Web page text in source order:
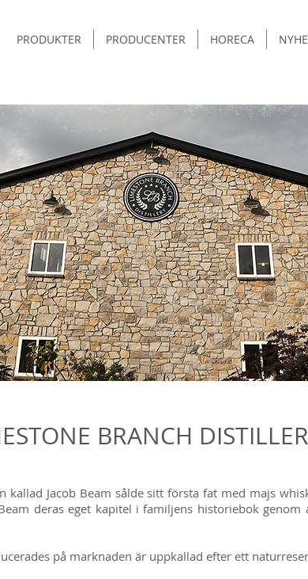
PRODUKTER PRODUCENTER HORECA
BRANCH
Jacob Beam sålde sitt första fat med majs
deras eget kapitel i familjens historiebok genom
på marknaden är uppkallad efter ett